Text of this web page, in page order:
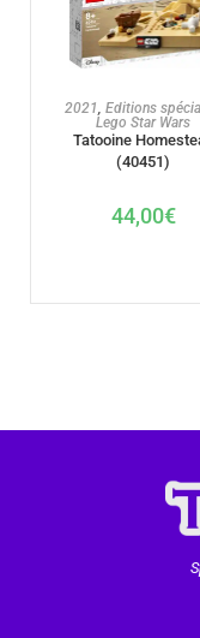
AJOUTER AU PANIER
2021 Editions
Lego Star Wars
Tatooine
(40451)
44,00€